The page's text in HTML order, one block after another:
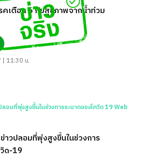
คเตือน 6 ภัยสุขภาพจากน้ำท่วม
| 11:30 น.
วปลอมที่พุ่งสูงขึ้นในช่วงการ
ด-19